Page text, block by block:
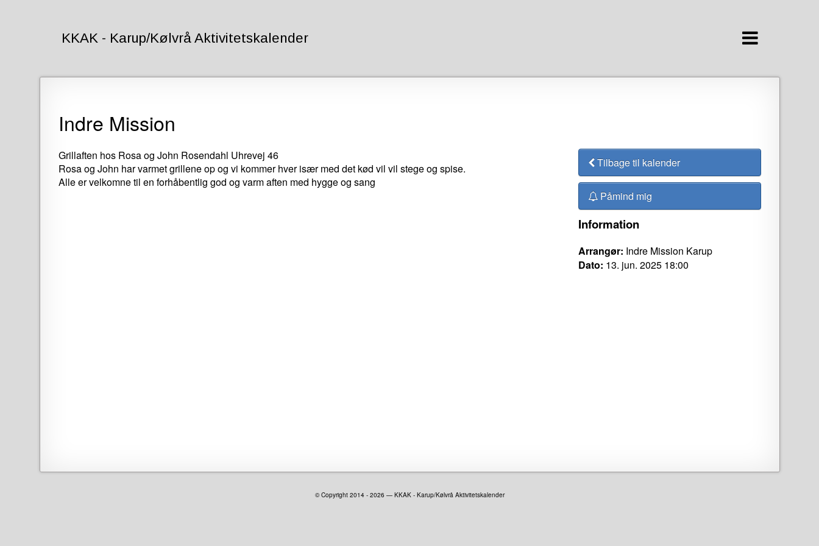
KKAK - Karup/Kølvrå Aktivitetskalender
Forside
Indre Mission
Grillaften hos Rosa og John Rosendahl Uhrevej 46
Rosa og John har varmet grillene op og vi kommer hver især med det kød vil vil stege og spise.
Alle er velkomne til en forhåbentlig god og varm aften med hygge og sang
Tilbage til kalender
Påmind mig
Information
Arrangør: Indre Mission Karup
Dato: 13. jun. 2025 18:00
© Copyright 2014 - 2026 — KKAK - Karup/Kølvrå Aktivitetskalender